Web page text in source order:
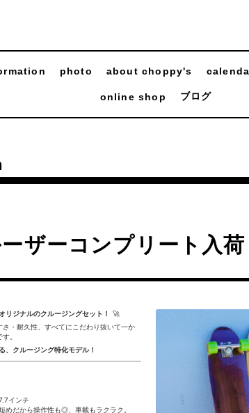
photo about choppy's
online shop ブログ
ザーコンプリート入荷
リジナルのクルージングセット！
🚀
・耐久性、 すべてにこだわり抜いて一か
。
、クルージング特化モデル！
インチ
めだから操作性も◎、 車載もラクラク。